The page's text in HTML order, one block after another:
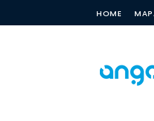
HOME